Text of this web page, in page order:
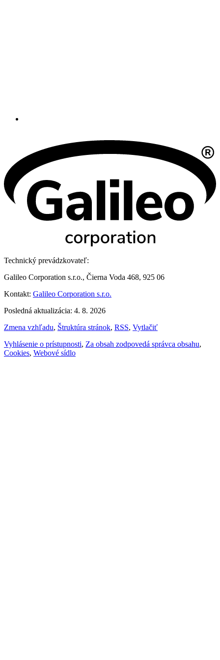
Technický prevádzkovateľ:
Galileo Corporation s.r.o., Čierna Voda 468, 925 06
Kontakt: Galileo Corporation s.r.o.
Posledná aktualizácia: 4. 8. 2026
Zmena vzhľadu, Štruktúra stránok, RSS, Vytlačiť
Vyhlásenie o prístupnosti, Za obsah zodpovedá správca obsahu,
Cookies, Webové sídlo